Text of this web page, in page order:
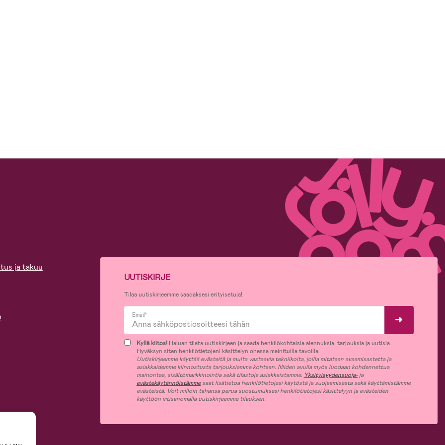
ja takuu
UUTISKIRJE
Tilaa uutiskirjeemme saadaksesi erityisetuja!
Email*
Kyllä kiitos!Haluan tilata uutiskirjeen ja saada henkilökohtaisia alennuksia, tarjouksia ja uutisia.
Hyväksyn siten henkilötietojeni käsittelyn ohessa mainituilla tavoilla.
Uutiskirjeemme käyttää evästeitä ja muita vastaavia tekniikoita, joilla mitataan avaamisastetta ja
asiakkaidemme kiinnostusta tarjouksiamme kohtaan. Niiden avulla myös luodaan kohdennettua
mainontaa, sisältömarkkinointia sekä tilastoja asiakkaistamme. Yksityisyydensuoja-ja
evästekäytännöistämmesaat lisätietoa henkilötietojesi käytöstä ja suojaamisesta sekä käyttämistämme
evästeistä. Voit milloin tahansa perua suostumuksesi henkilötietojesi käsittelyyn ja evästeiden
käyttöön irtisanomalla uutiskirjeemme tilauksen.